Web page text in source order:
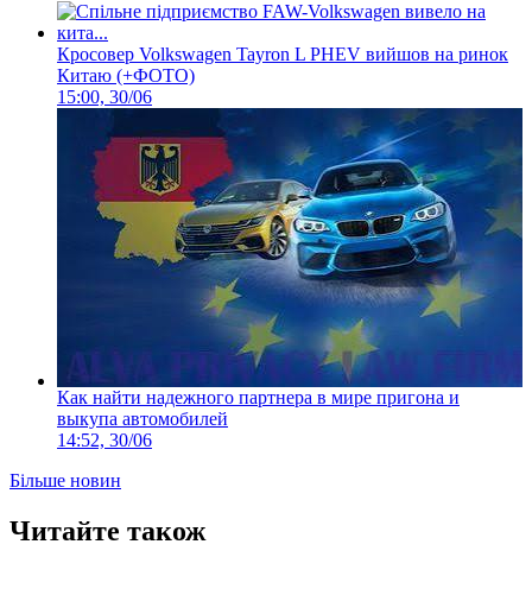
Кросовер Volkswagen Tayron L PHEV вийшов на ринок
Китаю (+ФОТО)
15:00, 30/06
Как найти надежного партнера в мире пригона и
выкупа автомобилей
14:52, 30/06
Більше новин
Читайте також